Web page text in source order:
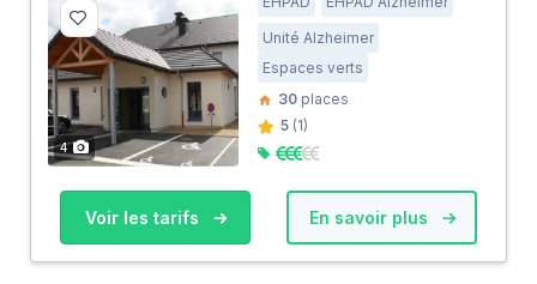
4
Unité Alzheimer
Espaces verts
30 places
5 (1)
Voir les tarifs En savoir plus